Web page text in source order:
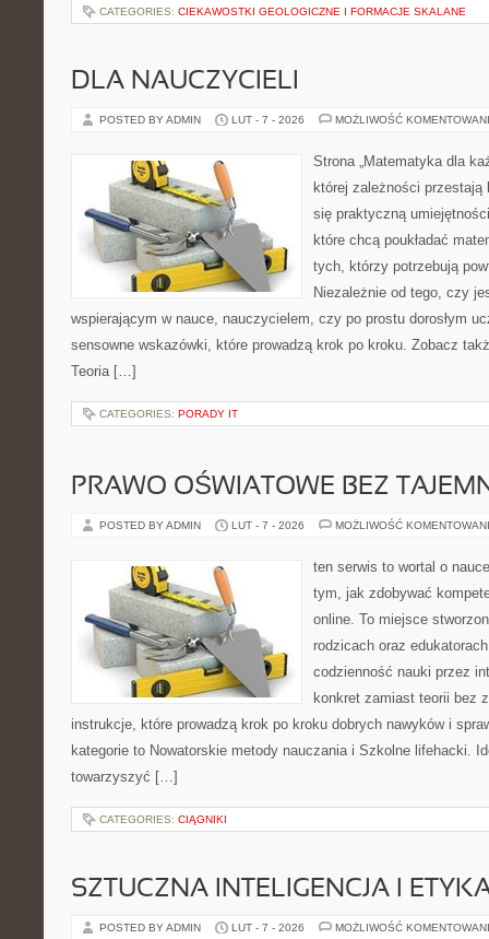
CATEGORIES: CIEKAWOSTKI GEOLOGICZNE I FORMACJE SKALANE
DLA NAUCZYCIELI
POSTED BY ADMIN LUT - 7 - 2026 MOŻLIWOŚĆ
Strona „Matematyka dla
której zależności
się praktyczną
które chcą poukładać
tych, którzy potrzebują
Niezależnie od tego, czy
wspierającym w nauce, nauczycielem, czy po prostu dorosłym
sensowne wskazówki, które prowadzą krok po kroku. Zobacz
Teoria […]
CATEGORIES: PORADY IT
PRAWO OŚWIATOWE BEZ
POSTED BY ADMIN LUT - 7 - 2026 MOŻLIWOŚĆ
ten serwis to wortal o
tym, jak zdobywać
online. To miejsce
rodzicach oraz
codzienność nauki przez
konkret zamiast teorii bez
instrukcje, które prowadzą krok po kroku dobrych nawyków i
kategorie to Nowatorskie metody nauczania i Szkolne lifehacki.
towarzyszyć […]
CATEGORIES: CIĄGNIKI
SZTUCZNA INTELIGENCJA I
POSTED BY ADMIN LUT - 7 - 2026 MOŻLIWOŚĆ